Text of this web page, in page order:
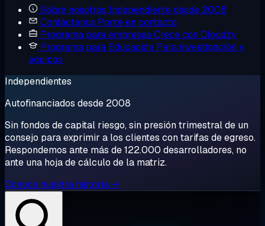
Sobre nosotros Independiente desde 2008
Contáctanos Ponte en contacto
Programa para empresas Crece con Cloudzy
Programa para Educación Para investigación y
equipos
Independientes
Autofinanciados desde 2008
Sin fondos de capital riesgo, sin presión trimestral de un
consejo para exprimir a los clientes con tarifas de egreso.
Respondemos ante más de 122.000 desarrolladores, no
ante una hoja de cálculo de la matriz.
Conoce nuestra historia →